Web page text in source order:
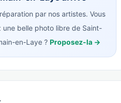
par nos artistes. Vous
une belle photo libre de Saint-
en-Laye ? Proposez-la →